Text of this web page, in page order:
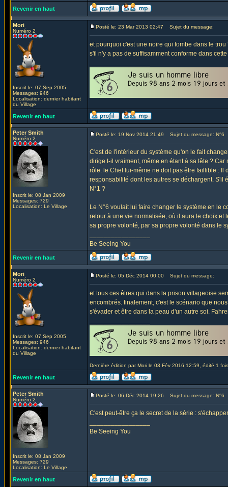
Revenir en haut
Mori
Numéro 2
Inscrit le: 07 Sep 2005
Messages: 946
Localisation: dernier habitant
du Village
Posté le: 23 Mar 2013 02:47 Sujet du message:
et pourquoi c'est une noire qui tombe dans le trou
s'il n'y a pas de suffisamment conforme dans
Revenir en haut
Peter Smith
Numéro 2
Inscrit le: 08 Jan 2009
Messages: 729
Localisation: Le Village
Posté le: 19 Nov 2014 21:49 Sujet du message: N°6
C'est de l'intérieur du système qu'on le fait
dirige t-il vraiment, même en étant à sa tête ?
rôle. le Chef lui-même ne doit pas être faillible : Il
responsabilité dont les autres se déchargent. S'il
N°1 ?
Le N°6 voulait lui faire changer le système en le
retour à une vie normalisée, où il aura le choix
sa propre volonté, par sa propre volonté dans le
Be Seeing You
Revenir en haut
Mori
Numéro 2
Inscrit le: 07 Sep 2005
Messages: 946
Localisation: dernier habitant
du Village
Posté le: 05 Déc 2014 00:00 Sujet du message:
et tous ces êtres qui dans la prison villageoise
encombrés. finalement, c'est le scénario que
s'évader et être dans la peau d'un autre soi.
Dernière édition par Mori le 03 Fév 2016 12:59, édité 1 fois
Revenir en haut
Peter Smith
Numéro 2
Inscrit le: 08 Jan 2009
Messages: 729
Localisation: Le Village
Posté le: 06 Déc 2014 19:26 Sujet du message: N°6
C'est peut-être ça le secret de la série :
Be Seeing You
Revenir en haut